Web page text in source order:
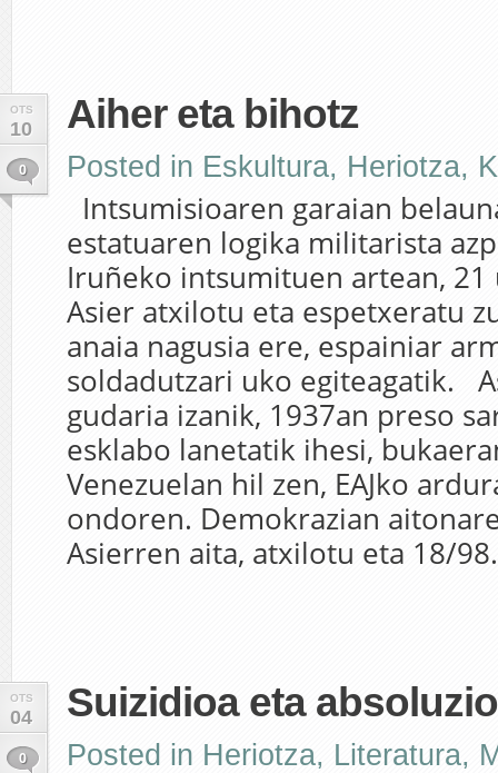
OTS
10
0
Aiher eta bihotz
Posted in Eskultura, Heriotza,
Intsumisioaren garaian
estatuaren logika militarista
Iruñeko intsumituen artean,
Asier atxilotu eta espetxeratu
anaia nagusia ere, espainiar
soldadutzari uko egiteagatik.
gudaria izanik, 1937an preso
esklabo lanetatik ihesi,
Venezuelan hil zen, EAJko
ondoren. Demokrazian
Asierren aita, atxilotu eta 18/
OTS
04
0
Suizidioa eta
Posted in Heriotza, Literatura,